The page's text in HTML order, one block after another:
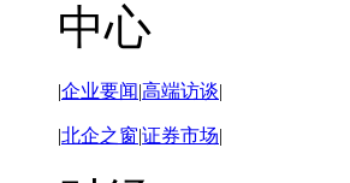
中心
|企业要闻|高端访谈|
|北企之窗|证券市场|